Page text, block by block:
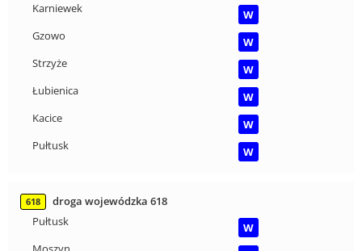
Karniewek
W
Gzowo
W
Strzyże
W
Łubienica
W
Kacice
W
Pułtusk
W
618
droga wojewódzka 618
Pułtusk
W